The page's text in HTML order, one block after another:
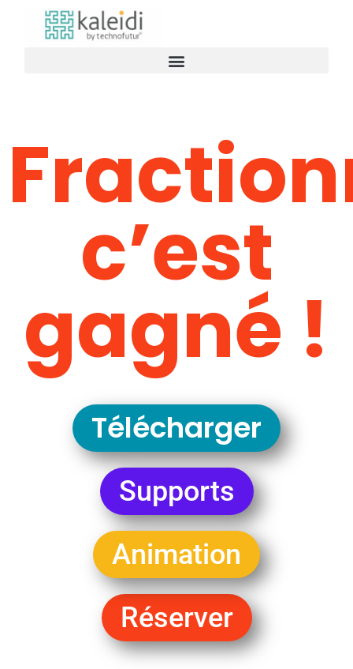
c’est
gagné !
Télécharger
Réserver
Supports
Animation